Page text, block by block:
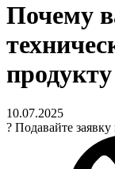
Почему
продукту
10.07.2025
? Подавайте